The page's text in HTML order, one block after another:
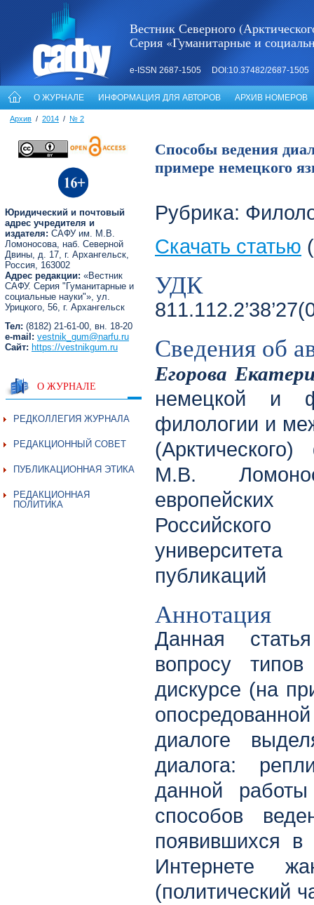
Вестник Северного
Серия «Гуманитарные и
e-ISSN 2687-1505 DOI:10.37482/2687-1505
О ЖУРНАЛЕ ИНФОРМАЦИЯ ДЛЯ АВТОРОВ АРХИВ НОМЕРОВ
Архив / 2014 / № 2
Юридический и почтовый
адрес учредителя и
издателя: САФУ им. М.В.
Ломоносова, наб. Северной
Двины, д. 17, г. Архангельск,
Россия, 163002
Адрес редакции: «Вестник
САФУ. Серия "Гуманитарные и
социальные науки"», ул.
Урицкого, 56, г. Архангельск
Тел: (8182) 21-61-00, вн. 18-20
e-mail: vestnik_gum@narfu.ru
Сайт: https://vestnikgum.ru
О ЖУРНАЛЕ
РЕДКОЛЛЕГИЯ ЖУРНАЛА
РЕДАКЦИОННЫЙ СОВЕТ
ПУБЛИКАЦИОННАЯ ЭТИКА
РЕДАКЦИОННАЯ
ПОЛИТИКА
Способы ведения
примере немецкого
Рубрика:
Скачать статью
УДК
Сведения об
Егорова
немецкой и
филологии и
М.В.
европейских
Российского
публикаций
Аннотация
Данная
вопросу
дискурсе (на
диалоге
диалога:
данной
способов
появившихся
Интернете
(политический